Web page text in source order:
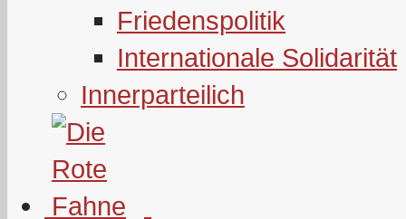
Friedenspolitik
Internationale Solidarität
Innerparteilich